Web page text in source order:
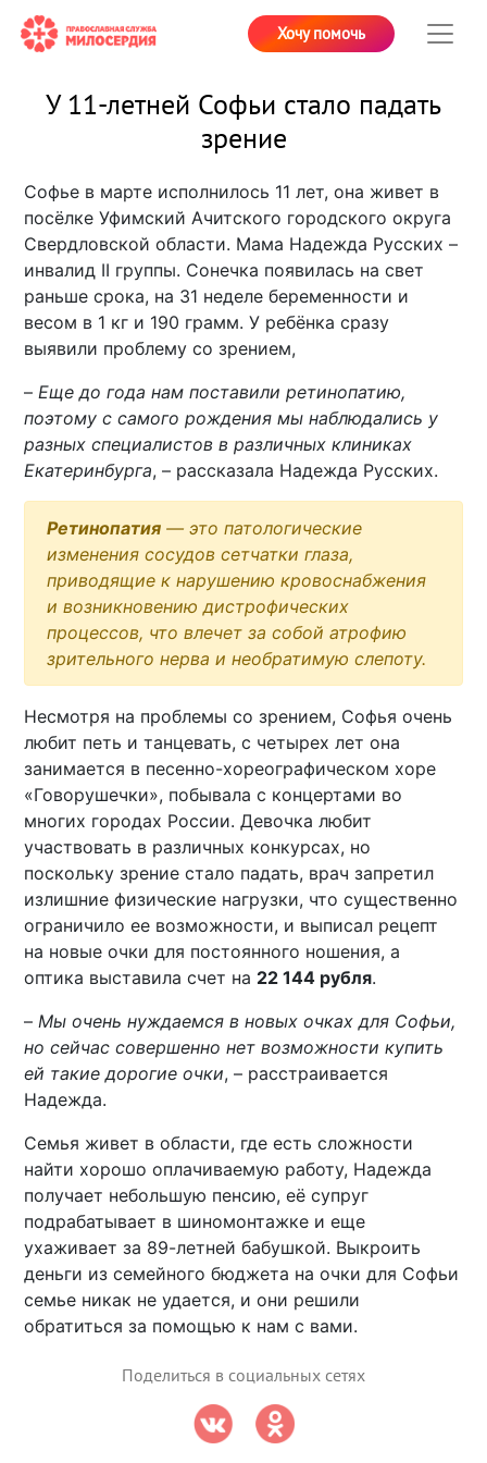
Хочу помочь
У 11-летней Софьи стало падать
зрение
Софье в марте исполнилось 11 лет, она живет в
посёлке Уфимский Ачитского городского округа
Свердловской области. Мама Надежда Русских –
инвалид II группы. Сонечка появилась на свет
раньше срока, на 31 неделе беременности и
весом в 1 кг и 190 грамм. У ребёнка сразу
выявили проблему со зрением,
–Еще до года нам поставили ретинопатию,
поэтому с самого рождения мы наблюдались у
разных специалистов в различных клиниках
Екатеринбурга, – рассказала Надежда Русских.
Ретинопатия — это патологические
изменения сосудов сетчатки глаза,
приводящие к нарушению кровоснабжения
и возникновению дистрофических
процессов, что влечет за собой атрофию
зрительного нерва и необратимую слепоту.
Несмотря на проблемы со зрением, Софья очень
любит петь и танцевать, с четырех лет она
занимается в песенно-хореографическом хоре
«Говорушечки», побывала с концертами во
многих городах России. Девочка любит
участвовать в различных конкурсах, но
поскольку зрение стало падать, врач запретил
излишние физические нагрузки, что существенно
ограничило ее возможности, и выписал рецепт
на новые очки для постоянного ношения, а
оптика выставила счет на 22 144 рубля.
–Мы очень нуждаемся в новых очках для Софьи,
но сейчас совершенно нет возможности купить
ей такие дорогие очки, – расстраивается
Надежда.
Семья живет в области, где есть сложности
найти хорошо оплачиваемую работу, Надежда
получает небольшую пенсию, её супруг
подрабатывает в шиномонтажке и еще
ухаживает за 89-летней бабушкой. Выкроить
деньги из семейного бюджета на очки для Софьи
семье никак не удается, и они решили
обратиться за помощью к нам с вами.
Поделиться в социальных сетях